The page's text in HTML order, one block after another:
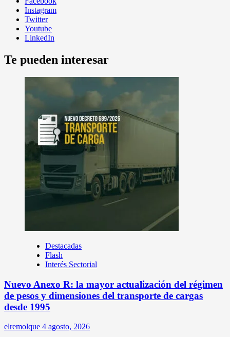
Instagram
Twitter
Youtube
LinkedIn
Te pueden interesar
Destacadas
Flash
Interés Sectorial
Nuevo Anexo R: la mayor actualización del régimen
de pesos y dimensiones del transporte de cargas
desde 1995
elremolque 4 agosto, 2026